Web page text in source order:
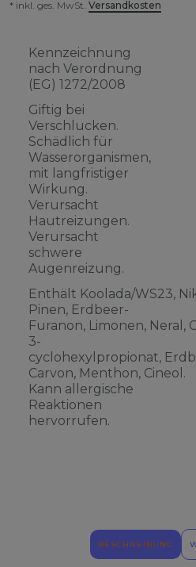
* inkl. ges. MwSt. Versandkosten
Kennzeichnung
nach Verordnung
(EG) 1272/2008
Giftig bei
Verschlucken.
Schädlich für
Wasserorganismen,
mit langfristiger
Wirkung.
Verursacht
Hautreizungen.
Verursacht
schwere
Augenreizung.
Enthält Koolada/WS23,
Pinen, Erdbeer-
Furanon, Limonen,
3-
cyclohexylpropionat,
Carvon, Menthon, Cineol.
Kann allergische
Reaktionen
hervorrufen.
BESCHREIBUNG